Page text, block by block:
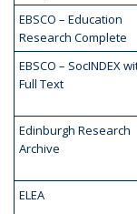
EBSCO – Education
Research Complete
EBSCO – SocINDEX
Full Text
Edinburgh Research
Archive
ELEA